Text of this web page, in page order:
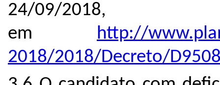
24/09/
em http://
2018/2018/Decreto/